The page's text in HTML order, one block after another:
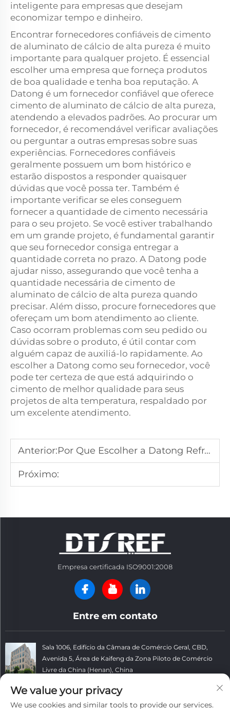
inteligente para empresas que desejam
economizar tempo e dinheiro.
Encontrar fornecedores confiáveis de cimento
de aluminato de cálcio de alta pureza é muito
importante para qualquer projeto. É essencial
escolher uma empresa que forneça produtos
de boa qualidade e tenha boa reputação. A
Datong é um fornecedor confiável que oferece
cimento de aluminato de cálcio de alta pureza,
atendendo a elevados padrões. Ao procurar um
fornecedor, é recomendável verificar avaliações
ou perguntar a outras empresas sobre suas
experiências. Fornecedores confiáveis
geralmente possuem um bom histórico e
estarão dispostos a responder quaisquer
dúvidas que você possa ter. Também é
importante verificar se eles conseguem
fornecer a quantidade de cimento necessária
para o seu projeto. Se você estiver trabalhando
em um grande projeto, é fundamental garantir
que seu fornecedor consiga entregar a
quantidade correta no prazo. A Datong pode
ajudar nisso, assegurando que você tenha a
quantidade necessária de cimento de
aluminato de cálcio de alta pureza quando
precisar. Além disso, procure fornecedores que
ofereçam um bom atendimento ao cliente.
Caso ocorram problemas com seu pedido ou
dúvidas sobre o produto, é útil contar com
alguém capaz de auxiliá-lo rapidamente. Ao
escolher a Datong como seu fornecedor, você
pode ter certeza de que está adquirindo o
cimento de melhor qualidade para seus
projetos de alta temperatura, respaldado por
um excelente atendimento.
Anterior:Por Que Escolher a Datong Refractories como Seu Fornecedor de Refratários em Grande Escala
Próximo:
Empresa certificada ISO9001:2008
Entre em contato
Sala 1006, Edifício da Câmara de Comércio Geral, CBD,
Avenida 5, Área de Kaifeng da Zona Piloto de Comércio
Livre da China (Henan), China
+86 13781152999
[email protected]
We value your privacy
We use cookies and similar tools to provide our services.